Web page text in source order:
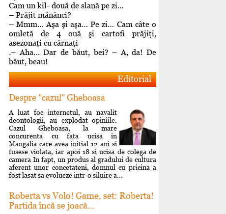
Cam un kil- două de slană pe zi…
– Prăjit mănânci?
– Mmm… Aşa şi aşa… Pe zi… Cam câte o
omletă de 4 ouă şi cartofi prăjiţi,
asezonaţi cu cârnaţi
.– Aha… Dar de băut, bei? – A, da! De
băut, beau!
Editorial
Despre "cazul" Gheboasa
A luat foc internetul, au navalit
deontologii, au explodat opiniile.
Cazul Gheboasa, la mare
concurenta cu fata ucisa in
Mangalia care avea initial 12 ani si
fusese violata, iar apoi 18 si ucisa de colega de
camera In fapt, un produs al gradului de cultura
aferent unor concetateni, domnul cu pricina a
fost lasat sa evolueze intr-o siluire a...
Roberta vs Volo! Game, set: Roberta!
Partida încă se joacă...